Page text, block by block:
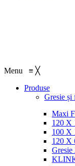
Menu ≡ ╳
Produse
Gresie și
Maxi
120 X
100 X
120 X
Gresie